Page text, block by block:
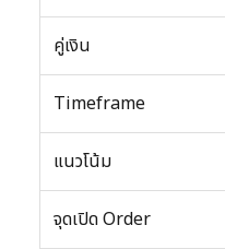
คู่เงิน
Timeframe
แนวโน้ม
จุดเปิด Order